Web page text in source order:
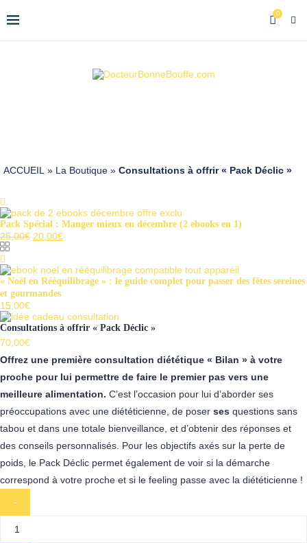
0
ACCUEIL » La Boutique » Consultations à offrir « Pack Déclic »
Pack Spécial : Manger mieux en décembre (2 ebooks en 1)
25,00€ 20,00€
« Noël en Rééquilibrage » : le guide complet pour passer des fêtes sereines
et gourmandes
15,00€
Consultations à offrir « Pack Déclic »
70,00€
Offrez une première consultation diététique « Bilan » à votre
proche pour lui permettre de faire le premier pas vers une
meilleure alimentation. C’est l’occasion pour lui d’aborder ses
préoccupations avec une diététicienne, de poser ses questions sans
tabou et dans une totale bienveillance, et d’obtenir des réponses et
des conseils personnalisés. Pour les objectifs axés sur la perte de
poids, le Pack Déclic permet également de voir si la démarche
correspond à votre proche et si le feeling passe avec la diététicienne !